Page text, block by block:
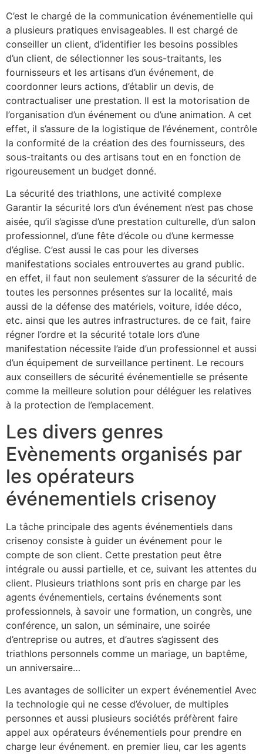
C’est le chargé de la communication événementielle qui
a plusieurs pratiques envisageables. Il est chargé de
conseiller un client, d’identifier les besoins possibles
d’un client, de sélectionner les sous-traitants, les
fournisseurs et les artisans d’un événement, de
coordonner leurs actions, d’établir un devis, de
contractualiser une prestation. Il est la motorisation de
l’organisation d’un événement ou d’une animation. A cet
effet, il s’assure de la logistique de l’événement, contrôle
la conformité de la création des des fournisseurs, des
sous-traitants ou des artisans tout en en fonction de
rigoureusement un budget donné.
La sécurité des triathlons, une activité complexe
Garantir la sécurité lors d’un événement n’est pas chose
aisée, qu’il s’agisse d’une prestation culturelle, d’un salon
professionnel, d’une fête d’école ou d’une kermesse
d’église. C’est aussi le cas pour les diverses
manifestations sociales entrouvertes au grand public.
en effet, il faut non seulement s’assurer de la sécurité de
toutes les personnes présentes sur la localité, mais
aussi de la défense des matériels, voiture, idée déco,
etc. ainsi que les autres infrastructures. de ce fait, faire
régner l’ordre et la sécurité totale lors d’une
manifestation nécessite l’aide d’un professionnel et aussi
d’un équipement de surveillance pertinent. Le recours
aux conseillers de sécurité événementielle se présente
comme la meilleure solution pour déléguer les relatives
à la protection de l’emplacement.
Les divers genres
Evènements organisés par
les opérateurs
événementiels crisenoy
La tâche principale des agents événementiels dans
crisenoy consiste à guider un événement pour le
compte de son client. Cette prestation peut être
intégrale ou aussi partielle, et ce, suivant les attentes du
client. Plusieurs triathlons sont pris en charge par les
agents événementiels, certains événements sont
professionnels, à savoir une formation, un congrès, une
conférence, un salon, un séminaire, une soirée
d’entreprise ou autres, et d’autres s’agissent des
triathlons personnels comme un mariage, un baptême,
un anniversaire…
Les avantages de solliciter un expert événementiel Avec
la technologie qui ne cesse d’évoluer, de multiples
personnes et aussi plusieurs sociétés préfèrent faire
appel aux opérateurs événementiels pour prendre en
charge leur événement. en premier lieu, car les agents